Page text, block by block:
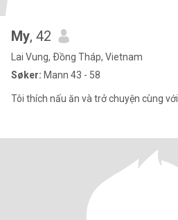
My, 42
Lai Vung, Ðồng Tháp, Vietnam
Søker: Mann 43 - 58
Tôi thích nấu ăn và trở chuyện cùng